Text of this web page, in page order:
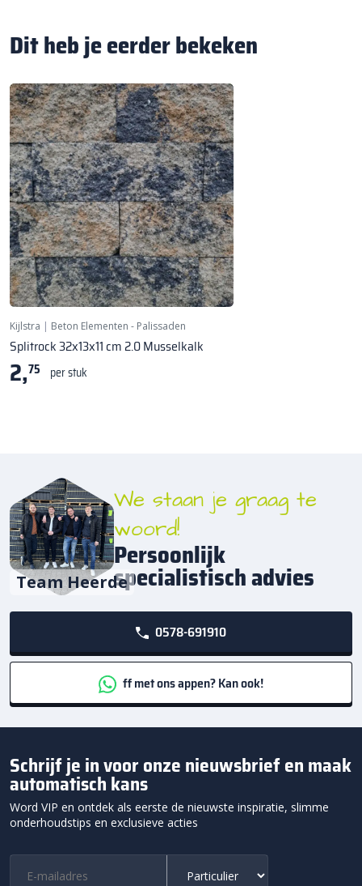
Dit heb je eerder bekeken
Kijlstra | Beton Elementen - Palissaden
Splitrock 32x13x11 cm 2.0 Musselkalk
2,75 per stuk
Team Heerde
We staan je graag te
woord!
Persoonlijk
specialistisch advies
0578-691910
ff met ons appen? Kan ook!
Schrijf je in voor onze nieuwsbrief en maak
automatisch kans
Word VIP en ontdek als eerste de nieuwste inspiratie, slimme
onderhoudstips en exclusieve acties